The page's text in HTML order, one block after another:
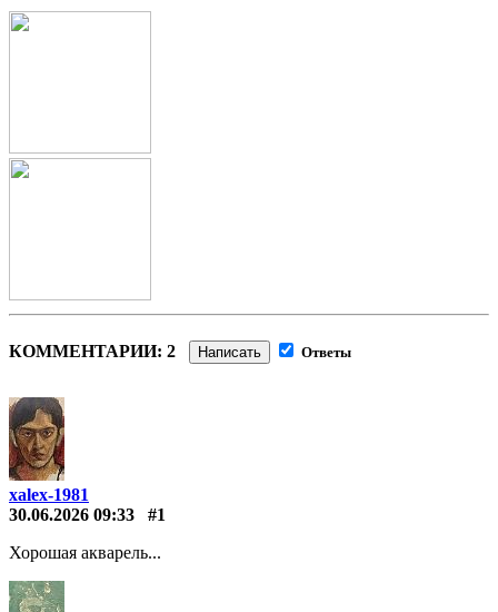
КОММЕНТАРИИ: 2 Написать Ответы
xalex-1981
30.06.2026 09:33
#1
Хорошая акварель...